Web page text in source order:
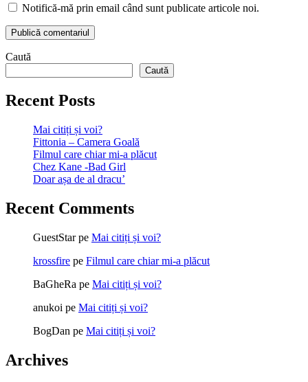
Notifică-mă prin email când sunt publicate articole noi.
Caută
Caută
Recent Posts
Mai citiți și voi?
Fittonia – Camera Goală
Filmul care chiar mi-a plăcut
Chez Kane -Bad Girl
Doar așa de al dracu’
Recent Comments
GuestStarpe Mai citiți și voi?
krossfire pe Filmul care chiar mi-a plăcut
BaGheRa pe Mai citiți și voi?
anukoi pe Mai citiți și voi?
BogDan pe Mai citiți și voi?
Archives